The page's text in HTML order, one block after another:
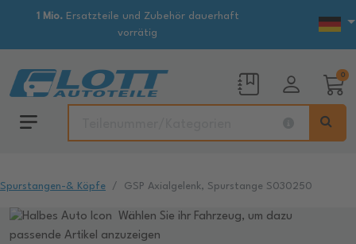
1 Mio.Ersatzteile und Zubehör dauerhaft
vorrätig
0
Spurstangen-& Köpfe GSP Axialgelenk, Spurstange S030250
Wählen Sie ihr Fahrzeug, um dazu
passende Artikel anzuzeigen